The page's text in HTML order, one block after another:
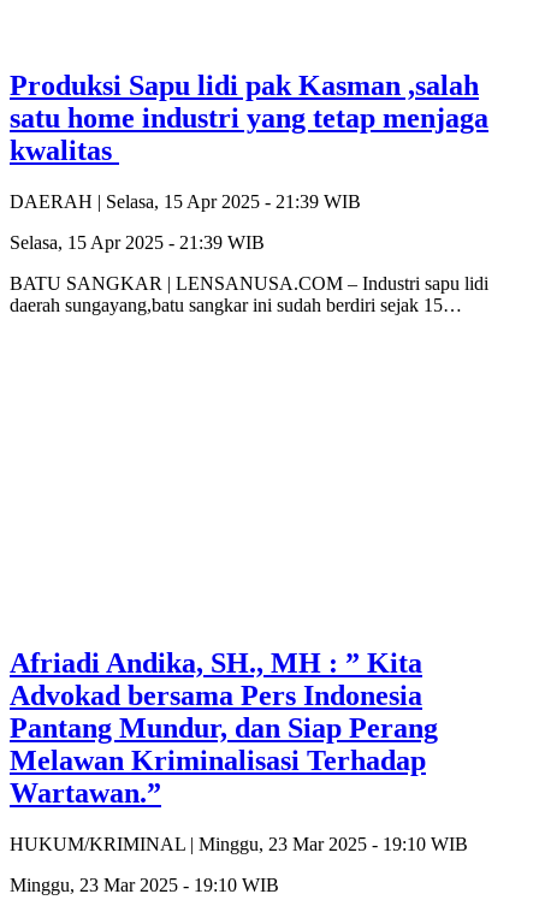
Produksi Sapu lidi pak Kasman ,salah
satu home industri yang tetap menjaga
kwalitas
DAERAH | Selasa, 15 Apr 2025 - 21:39 WIB
Selasa, 15 Apr 2025 - 21:39 WIB
BATU SANGKAR | LENSANUSA.COM – Industri sapu lidi
daerah sungayang,batu sangkar ini sudah berdiri sejak 15…
Afriadi Andika, SH., MH : ” Kita
Advokad bersama Pers Indonesia
Pantang Mundur, dan Siap Perang
Melawan Kriminalisasi Terhadap
Wartawan.”
HUKUM/KRIMINAL | Minggu, 23 Mar 2025 - 19:10 WIB
Minggu, 23 Mar 2025 - 19:10 WIB